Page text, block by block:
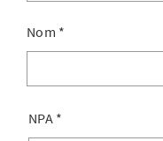
Nom *
NPA *